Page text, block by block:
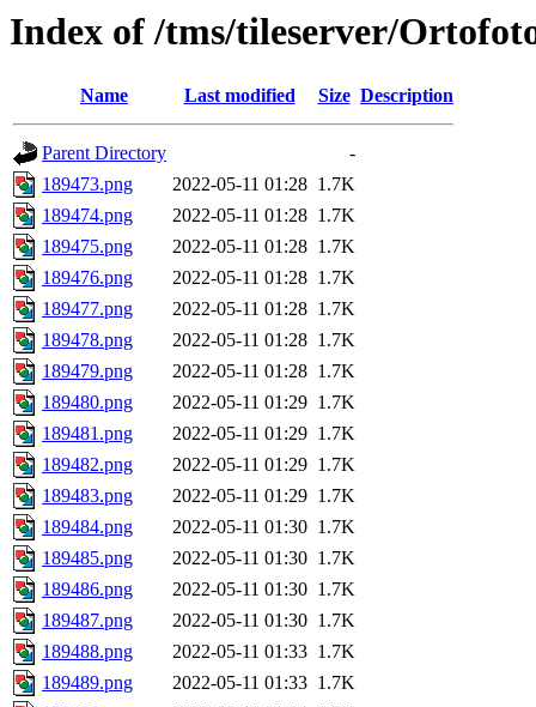
Index of /tms/tileserver/
Name Last modified Size Description
Parent Directory
-
189473.png
2022-05-11 01:28 1.7K
189474.png
2022-05-11 01:28 1.7K
189475.png
2022-05-11 01:28 1.7K
189476.png
2022-05-11 01:28 1.7K
189477.png
2022-05-11 01:28 1.7K
189478.png
2022-05-11 01:28 1.7K
189479.png
2022-05-11 01:28 1.7K
189480.png
2022-05-11 01:29 1.7K
189481.png
2022-05-11 01:29 1.7K
189482.png
2022-05-11 01:29 1.7K
189483.png
2022-05-11 01:29 1.7K
189484.png
2022-05-11 01:30 1.7K
189485.png
2022-05-11 01:30 1.7K
189486.png
2022-05-11 01:30 1.7K
189487.png
2022-05-11 01:30 1.7K
189488.png
2022-05-11 01:33 1.7K
189489.png
2022-05-11 01:33 1.7K